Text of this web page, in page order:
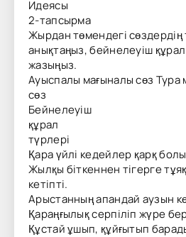
Идеясы
2-тапсырма
Жырдан төмендегі сөздердің
анықтаңыз, бейнелеуіш құрал
жазыңыз.
Ауыспалы мағыналы сөз Тура
сөз
Бейнелеуіш
құрал
түрлері
Қара үйлі кедейлер қарқ
Жылқы біткеннен тігерге
кетіпті.
Арыстанның апандай аузын
Қараңғылық серпіліп жүре
Құстай ұшып, құйғытып